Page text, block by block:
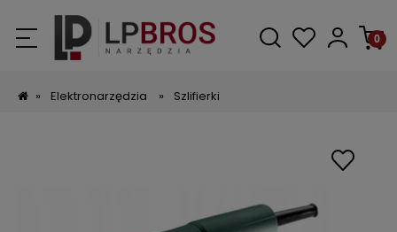
» Elektronarzędzia » Szlifierki